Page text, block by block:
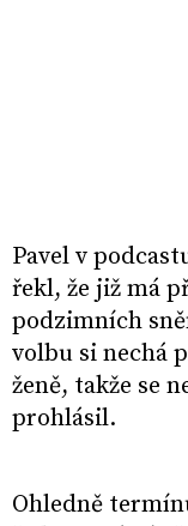
Pavel v
řekl, že již má
podzimních
volbu si nechá
ženě, takže se
prohlásil.
Ohledně